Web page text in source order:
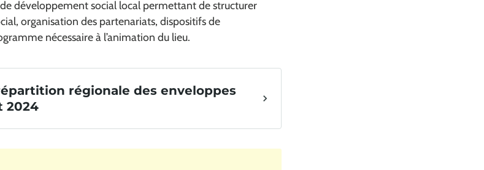
développement social local permettant de structurer
organisation des partenariats, dispositifs de
nécessaire à l’animation du lieu.